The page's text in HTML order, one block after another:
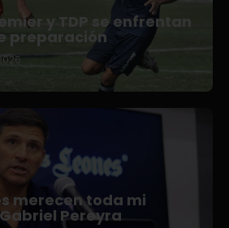
y TDP se enfrentan
preparación
merecen toda mi
Pereyra